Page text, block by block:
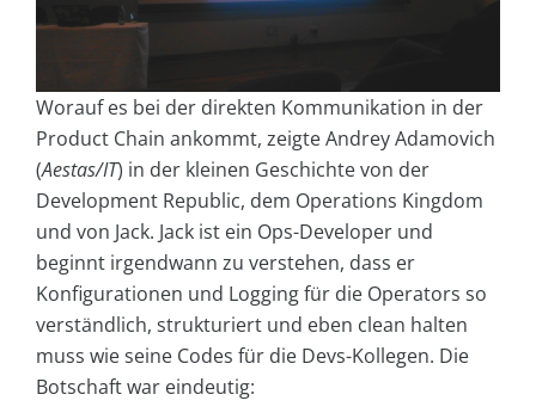
Worauf es bei der direkten Kommunikation in der
Product Chain ankommt, zeigte Andrey Adamovich
(Aestas/IT) in der kleinen Geschichte von der
Development Republic, dem Operations Kingdom
und von Jack. Jack ist ein Ops-Developer und
beginnt irgendwann zu verstehen, dass er
Konfigurationen und Logging für die Operators so
verständlich, strukturiert und eben clean halten
muss wie seine Codes für die Devs-Kollegen. Die
Botschaft war eindeutig: